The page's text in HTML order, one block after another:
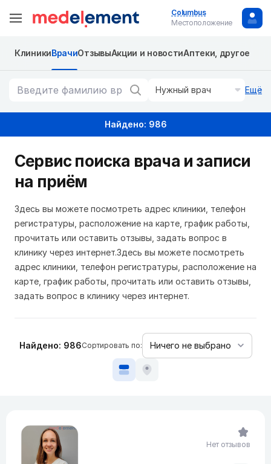
Columbus
Местоположение
КлиникиВрачиОтзывыАкции и новостиАптеки, другое
Нужный врач Ещё
Найдено: 986
Сервис поиска врача и записи
на приём
Здесь вы можете посмотреть адрес клиники, телефон
регистратуры, расположение на карте, график работы,
прочитать или оставить отзывы, задать вопрос в
клинику через интернет.Здесь вы можете посмотреть
адрес клиники, телефон регистратуры, расположение на
карте, график работы, прочитать или оставить отзывы,
задать вопрос в клинику через интернет.
Найдено: 986Сортировать по:
Нет отзывов